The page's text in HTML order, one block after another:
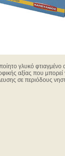
γλυκό
αξίας που μπορεί
σε περιόδους